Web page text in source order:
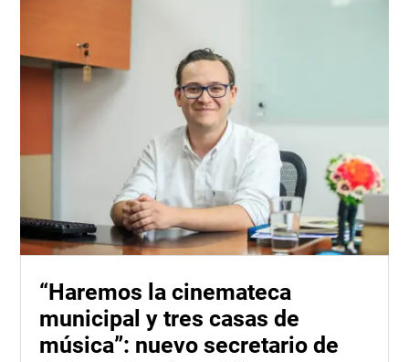
“Haremos la cinemateca
municipal y tres casas de
música”: nuevo secretario de